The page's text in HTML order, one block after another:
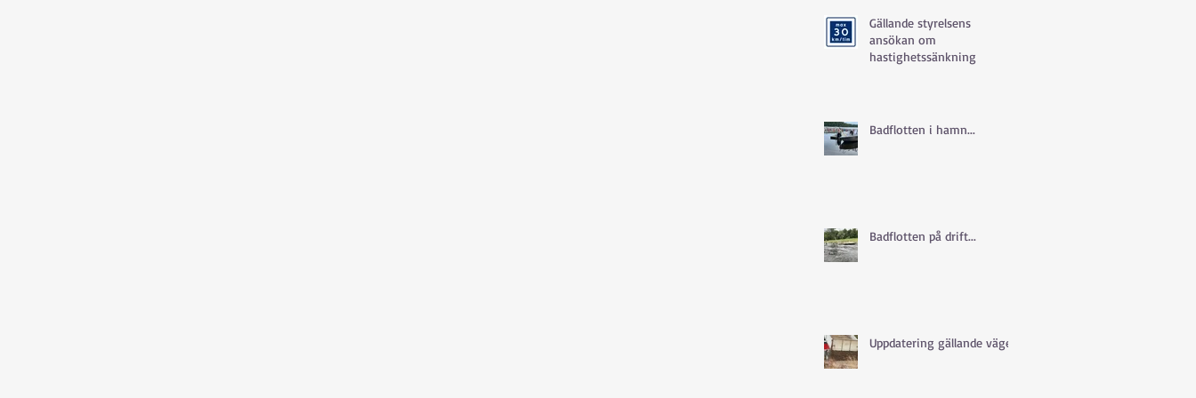
Gällande styrelsens
ansökan om
hastighetssänkning
Badflotten i hamn...
Badflotten på drift...
Uppdatering gällande vägen